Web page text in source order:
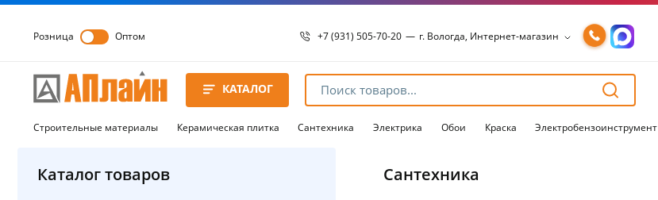
Розница Оптом +7 (931) 505-70-20 — г. Вологда, Интернет-магазин
8 8172 54-15-98
8 8172 54-15-96
г. Вологда, Пошехонское ш., 18
КАТАЛОГ
Строительные материалы Керамическая плитка Сантехника Электрика Обои Краска Электробензоинструмент
Каталог товаров Сантехника